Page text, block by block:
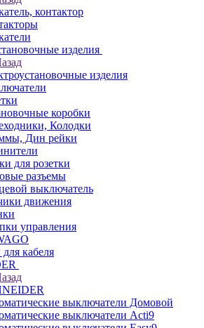
контактор
изделия
изделия
коробки
Колодки
Дин рейки
для розетки
разъемы
выключатель
движения
управления
кабеля
выключатели Домовой
выключатели Acti9